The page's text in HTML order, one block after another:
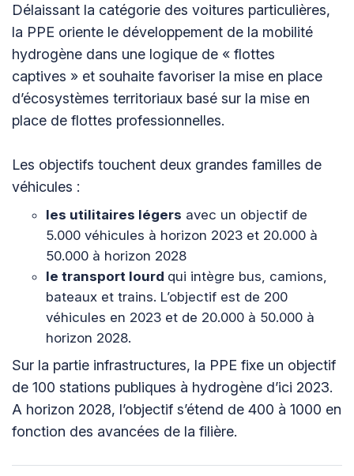
Délaissant la catégorie des voitures particulières,
la PPE oriente le développement de la mobilité
hydrogène dans une logique de « flottes
captives » et souhaite favoriser la mise en place
d’écosystèmes territoriaux basé sur la mise en
place de flottes professionnelles.
Les objectifs touchent deux grandes familles de
véhicules :
les utilitaires légers avec un objectif de
5.000 véhicules à horizon 2023 et 20.000 à
50.000 à horizon 2028
le transport lourd qui intègre bus, camions,
bateaux et trains. L’objectif est de 200
véhicules en 2023 et de 20.000 à 50.000 à
horizon 2028.
Sur la partie infrastructures, la PPE fixe un objectif
de 100 stations publiques à hydrogène d’ici 2023.
A horizon 2028, l’objectif s’étend de 400 à 1000 en
fonction des avancées de la filière.